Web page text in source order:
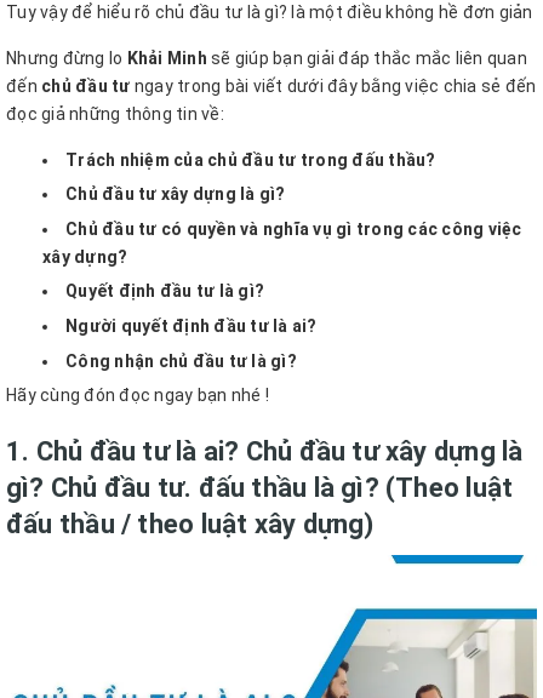
Tuy vậy để hiểu rõ chủ đầu tư là gì? là một điều không hề đơn giản
Nhưng đừng lo Khải Minh sẽ giúp bạn giải đáp thắc mắc liên quan
đến chủ đầu tư ngay trong bài viết dưới đây bằng việc chia sẻ đến
đọc giả những thông tin về:
Trách nhiệm của chủ đầu tư trong đấu thầu?
Chủ đầu tư xây dựng là gì?
Chủ đầu tư có quyền và nghĩa vụ gì trong các công việc
xây dựng?
Quyết định đầu tư là gì?
Người quyết định đầu tư là ai?
Công nhận chủ đầu tư là gì?
Hãy cùng đón đọc ngay bạn nhé !
1. Chủ đầu tư là ai? Chủ đầu tư xây dựng là
gì? Chủ đầu tư. đấu thầu là gì? (Theo luật
đấu thầu / theo luật xây dựng)